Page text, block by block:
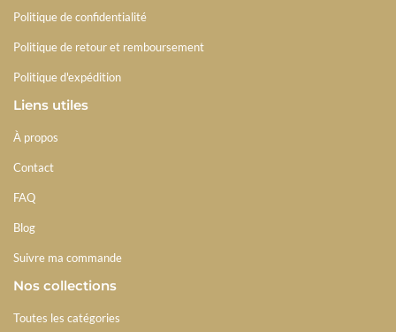
Politique de confidentialité
Politique de retour et remboursement
Politique d'expédition
Liens utiles
À propos
Contact
FAQ
Blog
Suivre ma commande
Nos collections
Toutes les catégories